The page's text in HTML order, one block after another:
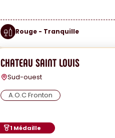
Rouge - Tranquille
CHATEAU SAINT LOUIS
Sud-ouest
A.O.C Fronton
1 Médaille